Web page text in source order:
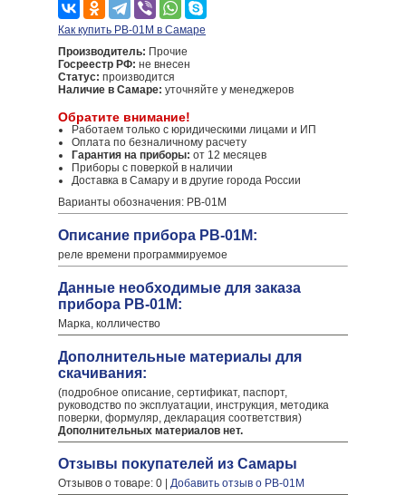
Как купить РВ-01М в Самаре
Производитель: Прочие
Госреестр РФ: не внесен
Статус: производится
Наличие в Самаре: уточняйте у менеджеров
Обратите внимание!
Работаем только с юридическими лицами и ИП
Оплата по безналичному расчету
Гарантия на приборы: от 12 месяцев
Приборы с поверкой в наличии
Доставка в Самару и в другие города России
Варианты обозначения: РВ-01М
Описание прибора РВ-01М:
реле времени программируемое
Данные необходимые для заказа
прибора РВ-01М:
Марка, колличество
Дополнительные материалы для
скачивания:
(подробное описание, сертификат, паспорт,
руководство по эксплуатации, инструкция, методика
поверки, формуляр, декларация соответствия)
Дополнительных материалов нет.
Отзывы покупателей из Самары
Отзывов о товаре: 0 | Добавить отзыв о РВ-01М